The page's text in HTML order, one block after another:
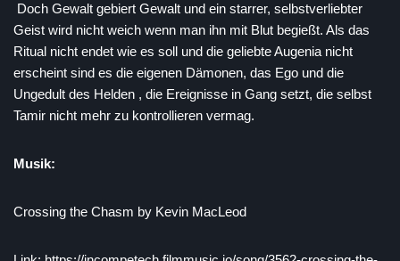
Doch Gewalt gebiert Gewalt und ein starrer, selbstverliebter
Geist wird nicht weich wenn man ihn mit Blut begießt. Als das
Ritual nicht endet wie es soll und die geliebte Augenia nicht
erscheint sind es die eigenen Dämonen, das Ego und die
Ungedult des Helden , die Ereignisse in Gang setzt, die selbst
Tamir nicht mehr zu kontrollieren vermag.
Musik:
Crossing the Chasm by Kevin MacLeod